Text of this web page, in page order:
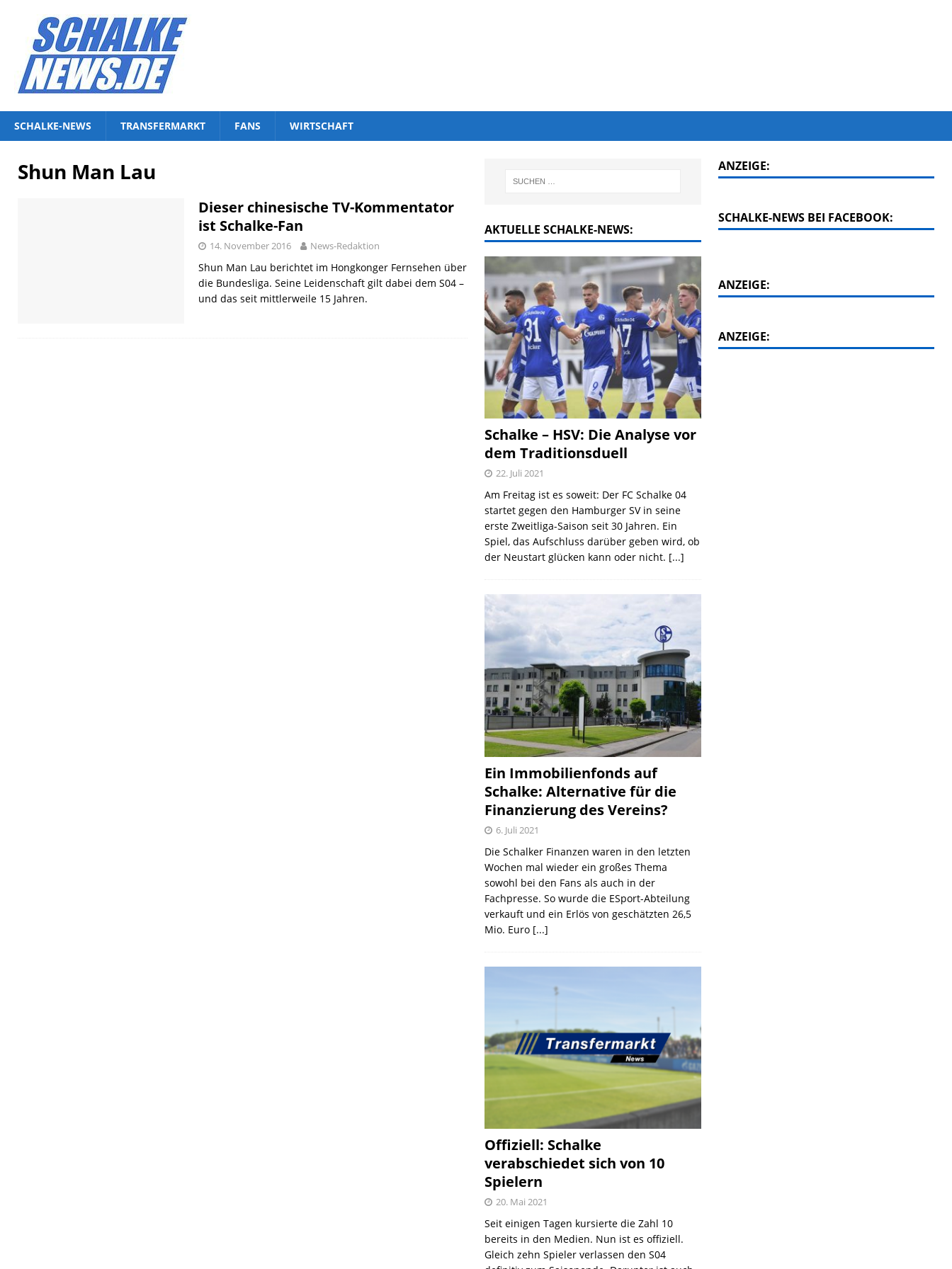
SCHALKE-NEWS TRANSFERMARKT FANS WIRTSCHAFT
Shun Man Lau
Dieser chinesische TV-Kommentator
ist Schalke-Fan
14. November 2016 News-Redaktion
Shun Man Lau berichtet im Hongkonger Fernsehen über
die Bundesliga. Seine Leidenschaft gilt dabei dem S04 –
und das seit mittlerweile 15 Jahren.
AKTUELLE SCHALKE-NEWS:
Schalke – HSV: Die Analyse vor
dem Traditionsduell
22. Juli 2021
Am Freitag ist es soweit: Der FC Schalke 04
startet gegen den Hamburger SV in seine
erste Zweitliga-Saison seit 30 Jahren. Ein
Spiel, das Aufschluss darüber geben wird, ob
der Neustart glücken kann oder nicht. [...]
Ein Immobilienfonds auf
Schalke: Alternative für die
Finanzierung des Vereins?
6. Juli 2021
Die Schalker Finanzen waren in den letzten
Wochen mal wieder ein großes Thema
sowohl bei den Fans als auch in der
Fachpresse. So wurde die ESport-Abteilung
verkauft und ein Erlös von geschätzten 26,5
Mio. Euro [...]
Offiziell: Schalke
verabschiedet sich von 10
Spielern
20. Mai 2021
Seit einigen Tagen kursierte die Zahl 10
bereits in den Medien. Nun ist es offiziell.
Gleich zehn Spieler verlassen den S04
ANZEIGE:
SCHALKE-NEWS BEI FACEBOOK:
ANZEIGE:
ANZEIGE: